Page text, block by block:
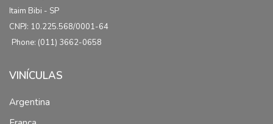
Itaim Bibi - SP
CNPJ: 10.225.568/0001-64
Phone: (011) 3662-0658
VINÍCULAS
Argentina